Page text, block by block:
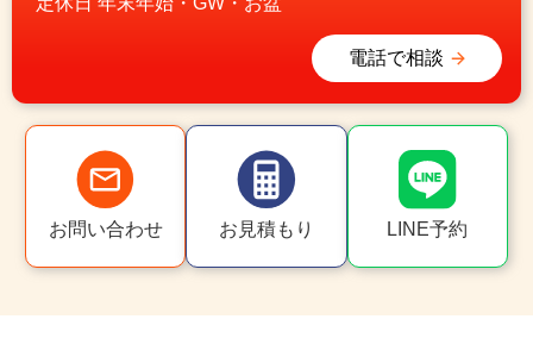
電話で相談
お問い合わせ お見積もり LINE予約